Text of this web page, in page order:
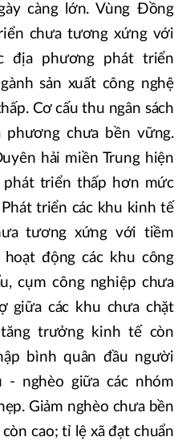
càng lớn. Vùng Đồng
chưa tương xứng với
địa phương phát triển
sản xuất công nghệ
Cơ cấu thu ngân sách
chưa bền vững.
hải miền Trung hiện
phát triển thấp hơn mức
triển các khu kinh tế
tương xứng với tiềm
động các khu công
cụm công nghiệp chưa
giữa các khu chưa chặt
tăng trưởng kinh tế còn
bình quân đầu người
- nghèo giữa các nhóm
Giảm nghèo chưa bền
cao; tỉ lệ xã đạt chuẩn